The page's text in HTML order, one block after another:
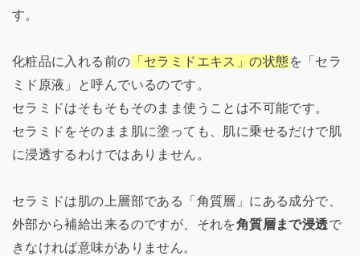
す。
化粧品に入れる前の 「セラミドエキス」の状態を「セラ
ミド原液」と呼んでいるのです。
セラミドはそもそもそのまま使うことは不可能です。
セラミドをそのまま肌に塗っても、肌に乗せるだけで肌
に浸透するわけではありません。
セラミドは肌の上層部である「角質層」にある成分で、
外部から補給出来るのですが、それを角質層まで浸透で
きなければ意味がありません。